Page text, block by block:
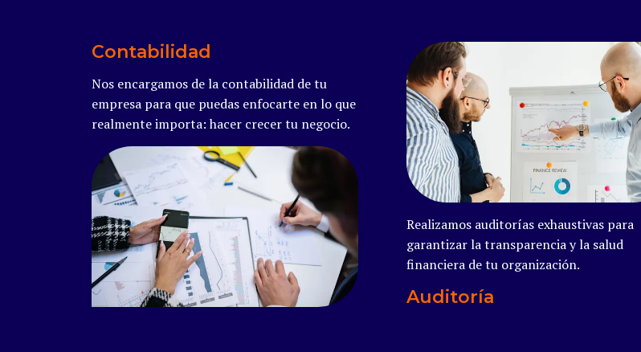
Contabilidad
Nos encargamos de la contabilidad de tu
empresa para que puedas enfocarte en lo que
realmente importa: hacer crecer tu negocio.
Read more
Read more
Realizamos auditorías exhaustivas para
garantizar la transparencia y la salud
financiera de tu organización.
Auditoría